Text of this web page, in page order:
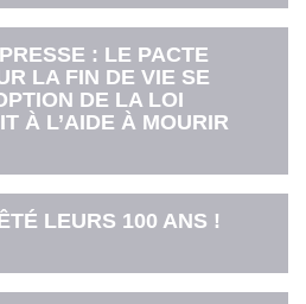
: LE PACTE
LA FIN DE VIE SE
DE LA LOI
À L’AIDE À MOURIR
LEURS 100 ANS !